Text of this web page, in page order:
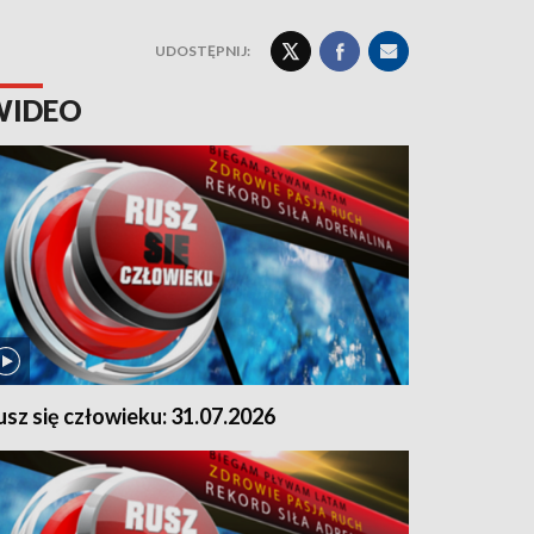
UDOSTĘPNIJ:
się człowieku: 31.07.2026